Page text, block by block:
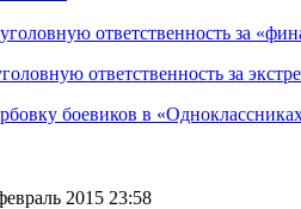
ответственность за
ответственность за
боевиков в
2015 23:58